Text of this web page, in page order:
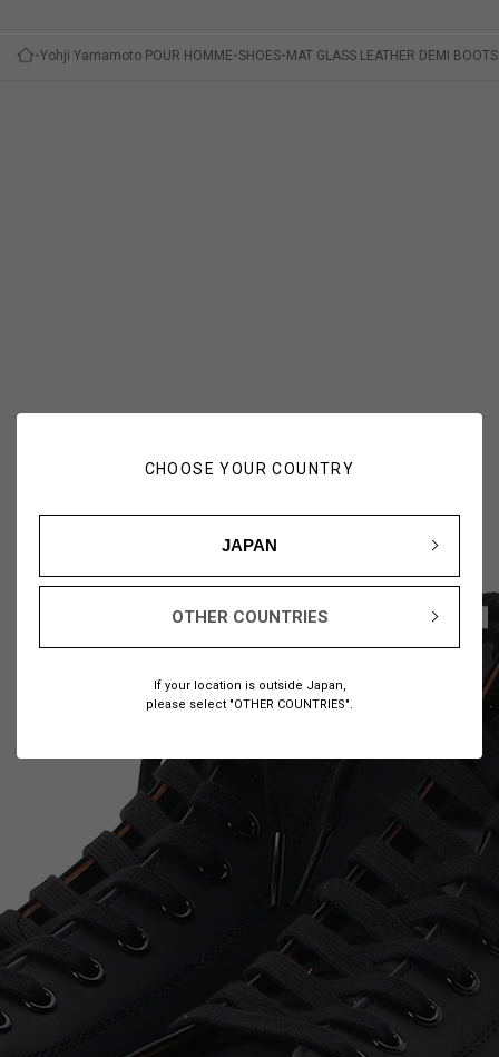
CHOOSE YOUR COUNTRY
JAPAN
OTHER COUNTRIES
If your location is outside Japan,
please select "OTHER COUNTRIES".
Yohji Yamamoto POUR HOMME SHOES MAT GLASS LEATHER DEMI BOOTS